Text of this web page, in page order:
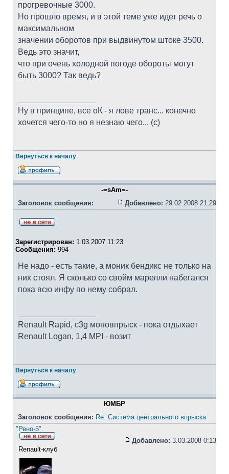
прогревочные 3000.
Но прошло время, и в этой теме уже идет речь о
максимальном
значении оборотов при выдвинутом штоке 3500.
Ведь это значит,
что при очень холодной погоде обороты могут
быть 3000? Так ведь?
Ну в принципе, все оК - я лове транс... конечно
хочется чего-то но я незнаю чего... (с)
Вернуться к началу
-=sAm=-
Заголовок сообщения:
Добавлено: 29.02.2008 21:29
Зарегистрирован: 1.03.2007 11:23
Сообщения: 994
Не надо - есть такие, а моник бендикс не только на
них стоял. Я сколько со свойм марелли набегался
пока всю инфу по нему собрал.
Renault Rapid, c3g моновпрыск - пока отдыхает
Renault Logan, 1,4 MPI - возит
Вернуться к началу
ЮМБР
Заголовок сообщения: Re: Система центрального впрыска
"Рено-5".
Добавлено: 3.03.2008 0:13
Renault-клуб